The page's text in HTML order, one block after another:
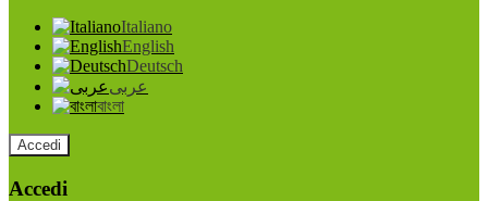
Italiano
English
Deutsch
عربى
বাংলা
Accedi
Accedi